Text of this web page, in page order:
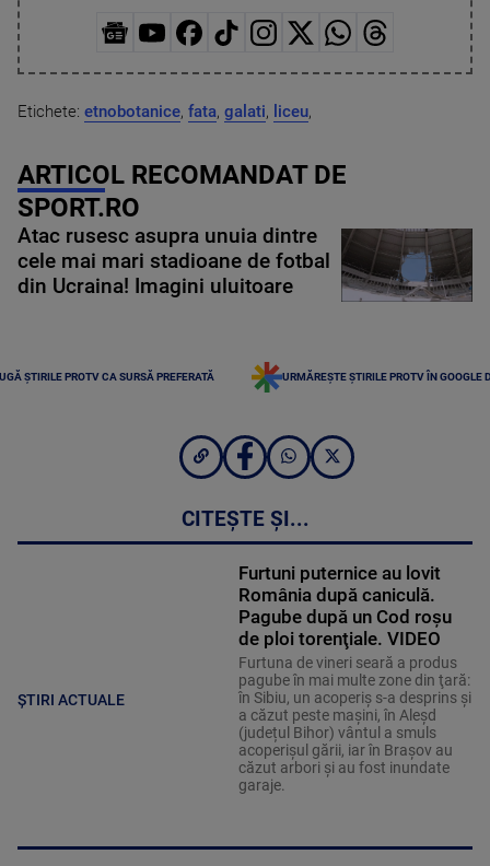
Etichete: etnobotanice, fata, galati, liceu,
ARTICOL RECOMANDAT DE
SPORT.RO
Atac rusesc asupra unuia dintre
cele mai mari stadioane de fotbal
din Ucraina! Imagini uluitoare
ȘTIRILE PROTV CA SURSĂ PREFERATĂ URMĂREȘTE ȘTIRILE PROTV ÎN GOOGLE
CITEȘTE ȘI...
ȘTIRI ACTUALE
Furtuni puternice au lovit
România după caniculă.
Pagube după un Cod roşu
de ploi torenţiale. VIDEO
Furtuna de vineri seară a produs
pagube în mai multe zone din ţară:
în Sibiu, un acoperiş s-a desprins și
a căzut peste maşini, în Aleşd
(județul Bihor) vântul a smuls
acoperişul gării, iar în Braşov au
căzut arbori şi au fost inundate
garaje.